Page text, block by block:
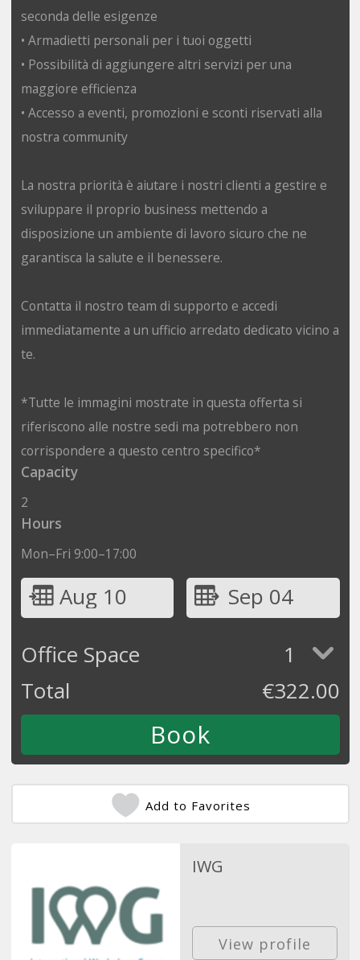
seconda delle esigenze
• Armadietti personali per i tuoi oggetti
• Possibilità di aggiungere altri servizi per una
maggiore efficienza
• Accesso a eventi, promozioni e sconti riservati alla
nostra community
La nostra priorità è aiutare i nostri clienti a gestire e
sviluppare il proprio business mettendo a
disposizione un ambiente di lavoro sicuro che ne
garantisca la salute e il benessere.
Contatta il nostro team di supporto e accedi
immediatamente a un ufficio arredato dedicato vicino a
te.
*Tutte le immagini mostrate in questa offerta si
riferiscono alle nostre sedi ma potrebbero non
corrispondere a questo centro specifico*
Capacity
2
Hours
Mon–Fri 9:00–17:00
Aug 10
Sep 04
Office Space
1
Total
€322.00
Add to Favorites
IWG
View profile